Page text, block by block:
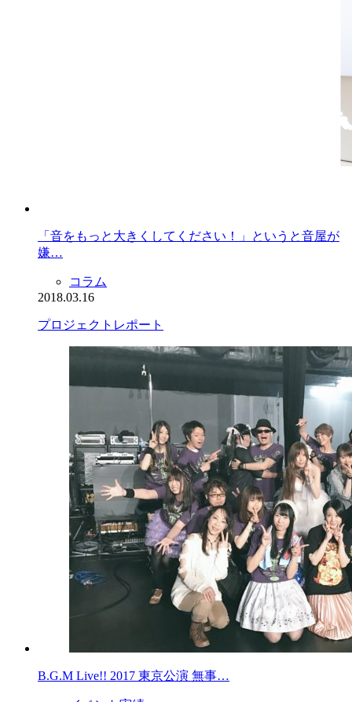
「音をもっと大きくしてください！」というと音屋が
嫌…
コラム
2018.03.16
プロジェクトレポート
B.G.M Live!! 2017 東京公演 無事…